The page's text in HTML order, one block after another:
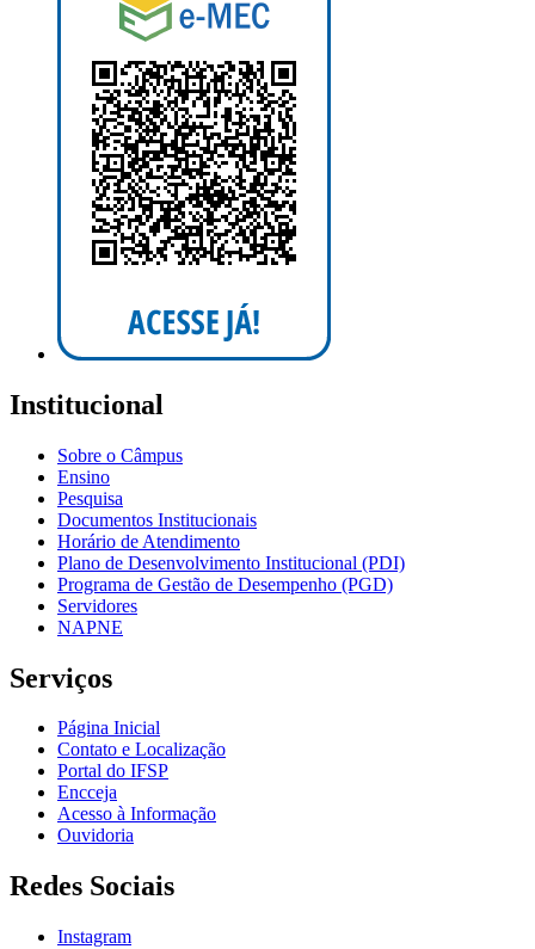
Institucional
Sobre o Câmpus
Ensino
Pesquisa
Documentos Institucionais
Horário de Atendimento
Plano de Desenvolvimento Institucional (PDI)
Programa de Gestão de Desempenho (PGD)
Servidores
NAPNE
Serviços
Página Inicial
Contato e Localização
Portal do IFSP
Encceja
Acesso à Informação
Ouvidoria
Redes Sociais
Instagram